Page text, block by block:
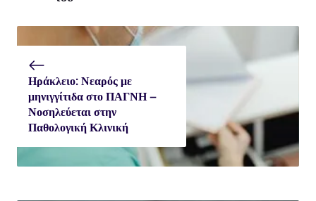
Ηράκλειο: Νεαρός με
μηνιγγίτιδα στο ΠΑΓΝΗ –
Νοσηλεύεται στην
Παθολογική Κλινική